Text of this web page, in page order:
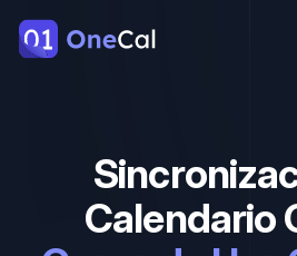
OneCal
Calendario